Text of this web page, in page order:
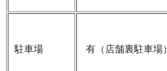
駐車場 有（店舗裏駐車場）